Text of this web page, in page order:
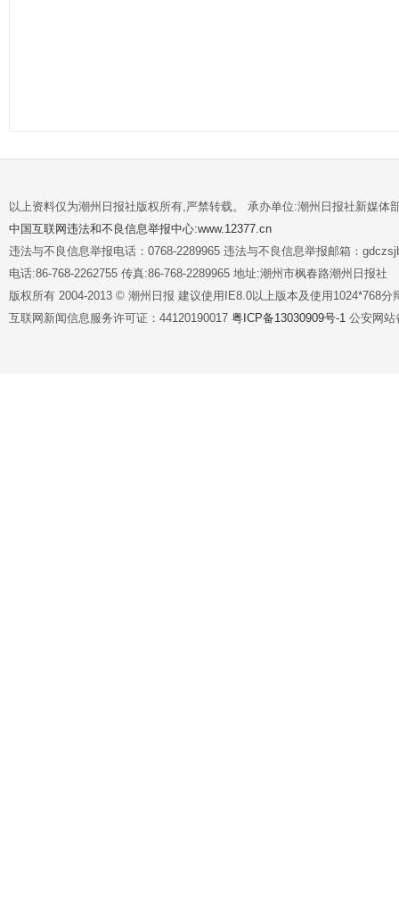
以上资料仅为潮州日报社版权所有,严禁转载。 承办单位:潮州日报社新媒体
中国互联网违法和不良信息举报中心:www.12377.cn
违法与不良信息举报电话：0768-2289965 违法与不良信息举报邮箱：
电话:86-768-2262755 传真:86-768-2289965 地址:潮州市枫春路潮州日报社
版权所有 2004-2013 © 潮州日报 建议使用IE8.0以上版本及使用1024*768分
互联网新闻信息服务许可证：44120190017 粤ICP备13030909号-1 公安网站